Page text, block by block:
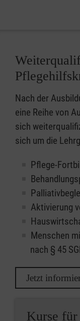
Nach der
eine Reihe von
sich
sich um die
Pflege-
Aktivierung
Menschen
nach § 45
Jetzt
Kurse für